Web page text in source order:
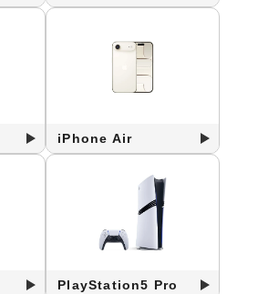
iPhone Air
PlayStation5 Pro